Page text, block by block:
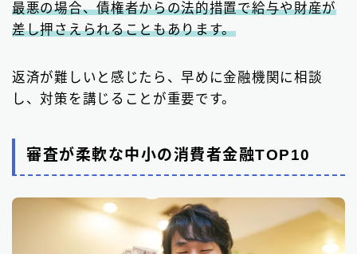
最悪の場合、債権者からの法的措置で給与や財産が
差し押さえられることもあります。
返済が難しいと感じたら、早めに金融機関に相談
し、対策を講じることが重要です。
審査が柔軟な中小の消費者金融TOP10